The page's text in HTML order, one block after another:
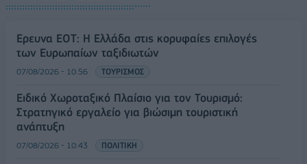
Έρευνα ΕΟΤ: Η Ελλάδα στις κορυφαίες επιλογές
των Ευρωπαίων ταξιδιωτών
07/08/2026 - 10:56 ΤΟΥΡΙΣΜΟΣ
Ειδικό Χωροταξικό Πλαίσιο για τον Τουρισμό:
Στρατηγικό εργαλείο για βιώσιμη τουριστική
ανάπτυξη
07/08/2026 - 10:43 ΠΟΛΙΤΙΚΗ